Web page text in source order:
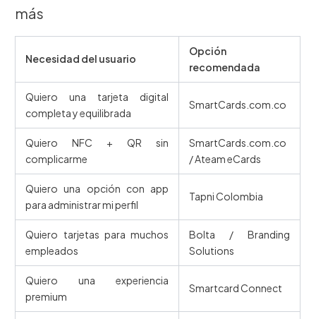
más
Necesidad del usuario
Opción
recomendada
Quiero una tarjeta digital
completa y equilibrada
SmartCards.com.co
Quiero NFC + QR sin
complicarme
SmartCards.com.co
/ Ateam eCards
Quiero una opción con app
para administrar mi perfil
Tapni Colombia
Quiero tarjetas para muchos
empleados
Bolta / Branding
Solutions
Quiero una experiencia
premium
Smartcard Connect